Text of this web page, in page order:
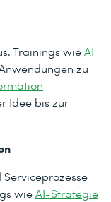
Trainings wieAI
zu
Idee bis zur
wieAI-Strategie